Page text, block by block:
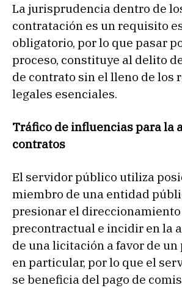
La jurisprudencia dentro de
contratación es un requisito
obligatorio, por lo que pasar
proceso, constituye al delito
de contrato sin el lleno de los
legales esenciales.
Tráfico de influencias para la
contratos
El servidor público utiliza
miembro de una entidad
presionar el direccionamiento
precontractual e incidir en la
de una licitación a favor de
en particular, por lo que el
se beneficia del pago de